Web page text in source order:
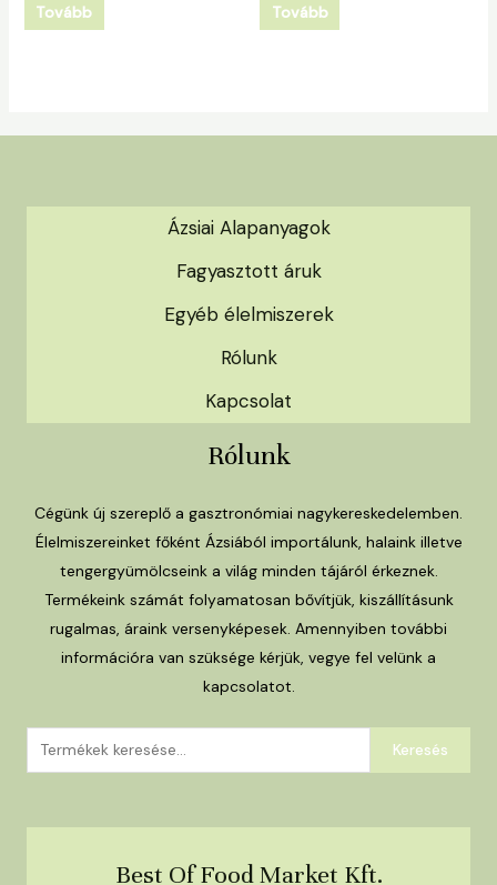
Tovább Tovább
Ázsiai Alapanyagok
Fagyasztott áruk
Egyéb élelmiszerek
Rólunk
Kapcsolat
Rólunk
Cégünk új szereplő a gasztronómiai nagykereskedelemben.
Élelmiszereinket főként Ázsiából importálunk, halaink illetve
tengergyümölcseink a világ minden tájáról érkeznek.
Termékeink számát folyamatosan bővítjük, kiszállításunk
rugalmas, áraink versenyképesek. Amennyiben további
információra van szüksége kérjük, vegye fel velünk a
kapcsolatot.
Keresés
a
Keresés
Best Of Food Market Kft.